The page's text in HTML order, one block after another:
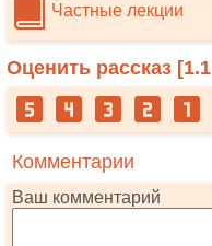
Частные лекции
Оценить рассказ [1.1
Комментарии
Ваш комментарий